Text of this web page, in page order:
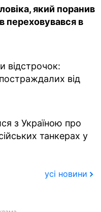
який поранив
переховувався в
відстрочок:
від
з Україною про
танкерах у
усі новини